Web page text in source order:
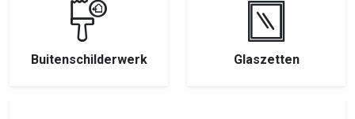
Buitenschilderwerk Glaszetten